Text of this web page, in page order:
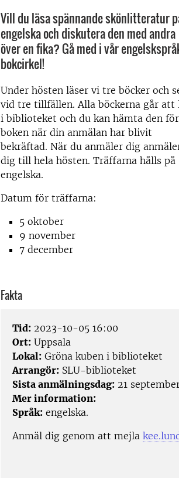
Vill du läsa spännande skönlitteratur
engelska och diskutera den med andra
över en fika? Gå med i vår
bokcirkel!
Under hösten läser vi tre böcker och
vid tre tillfällen. Alla böckerna går att
i biblioteket och du kan hämta den
boken när din anmälan har blivit
bekräftad. När du anmäler dig
dig till hela hösten. Träffarna hålls på
engelska.
Datum för träffarna:
5 oktober
9 november
7 december
Fakta
Tid: 2023-10-05 16:00
Ort: Uppsala
Lokal: Gröna kuben i biblioteket
Arrangör: SLU-biblioteket
Sista anmälningsdag: 21
Mer information:
Språk: engelska.
Anmäl dig genom att mejla